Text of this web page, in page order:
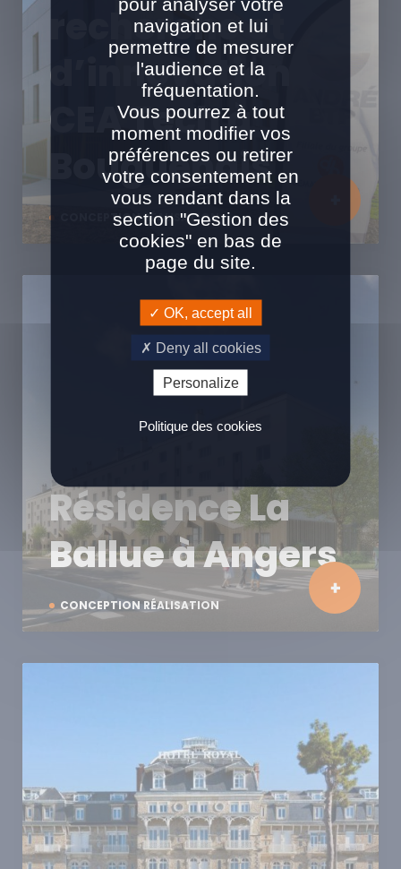
CONCEPTION RÉALISATION
recherche et
d’innovation
CEA Tech à
Bouguenais
CONCEPTION RÉALISATION
Résidence La
Ballue à Angers
navigation et lui
permettre de mesurer
l'audience et la
fréquentation.
Vous pourrez à tout
moment modifier vos
préférences ou retirer
votre consentement en
vous rendant dans la
section "Gestion des
cookies" en bas de
page du site.
OK, accept all
Deny all cookies
Personalize
Politique des cookies